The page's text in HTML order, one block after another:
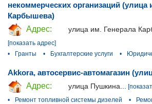
некоммерческих организаций (улица
Карбышева)
Адрес:
улица им. Генерала
[показать адрес]
•
Гранты • Бухгалтерские услуги •
Akkora, автосервис-автомагазин
Адрес:
улица Пушкина...
•
Ремонт топливной системы дизелей •